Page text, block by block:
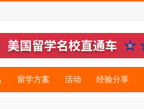
留学方案 活动 经验分享